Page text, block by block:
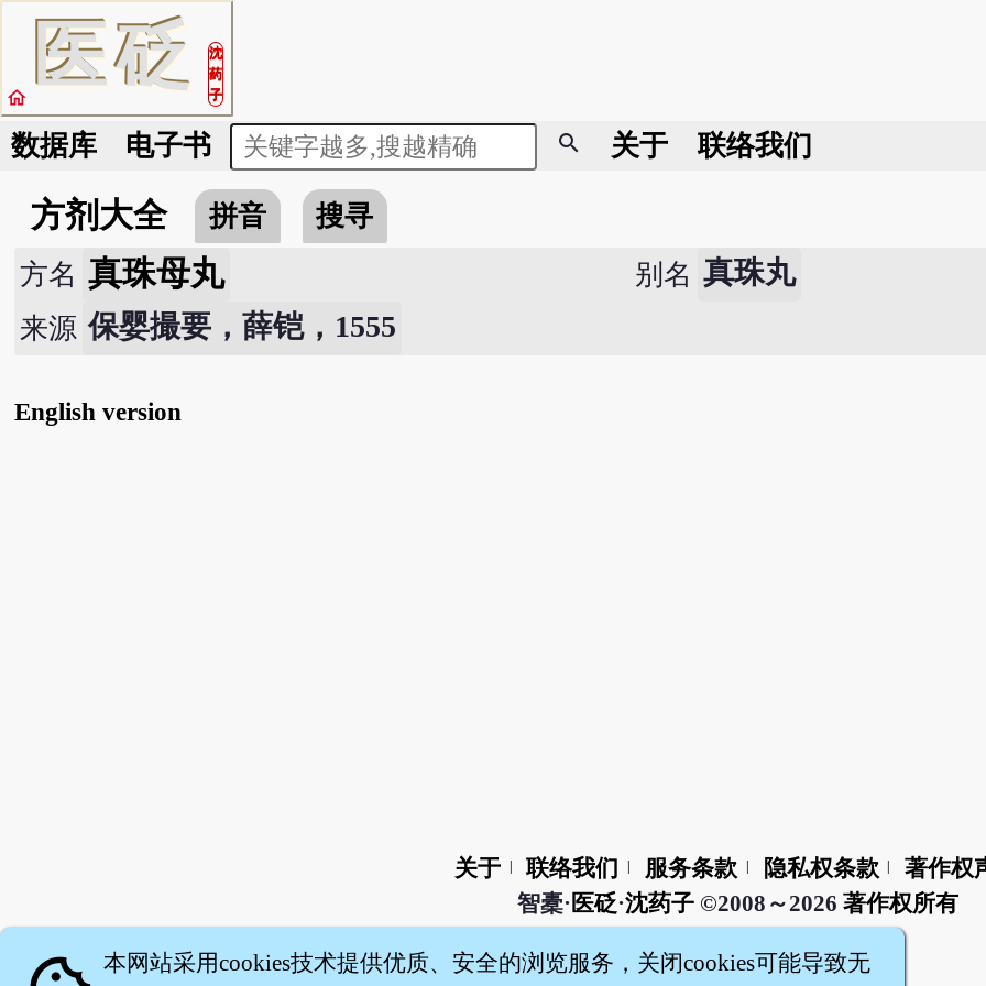
医砭
沈
药
子
home
数据库 电子书 search 关于 联络我们
方剂大全 拼音
搜寻
方名 真珠母丸 别名 真珠丸
来源 保婴撮要，薛铠，1555
English version
关于 联络我们 服务条款 隐私权条款
著作权
智橐· 医砭·沈药子©2008～2026 著作权所有
本网站采用cookies技术提供优质、安全的浏览服务，关闭cookies可能导致无